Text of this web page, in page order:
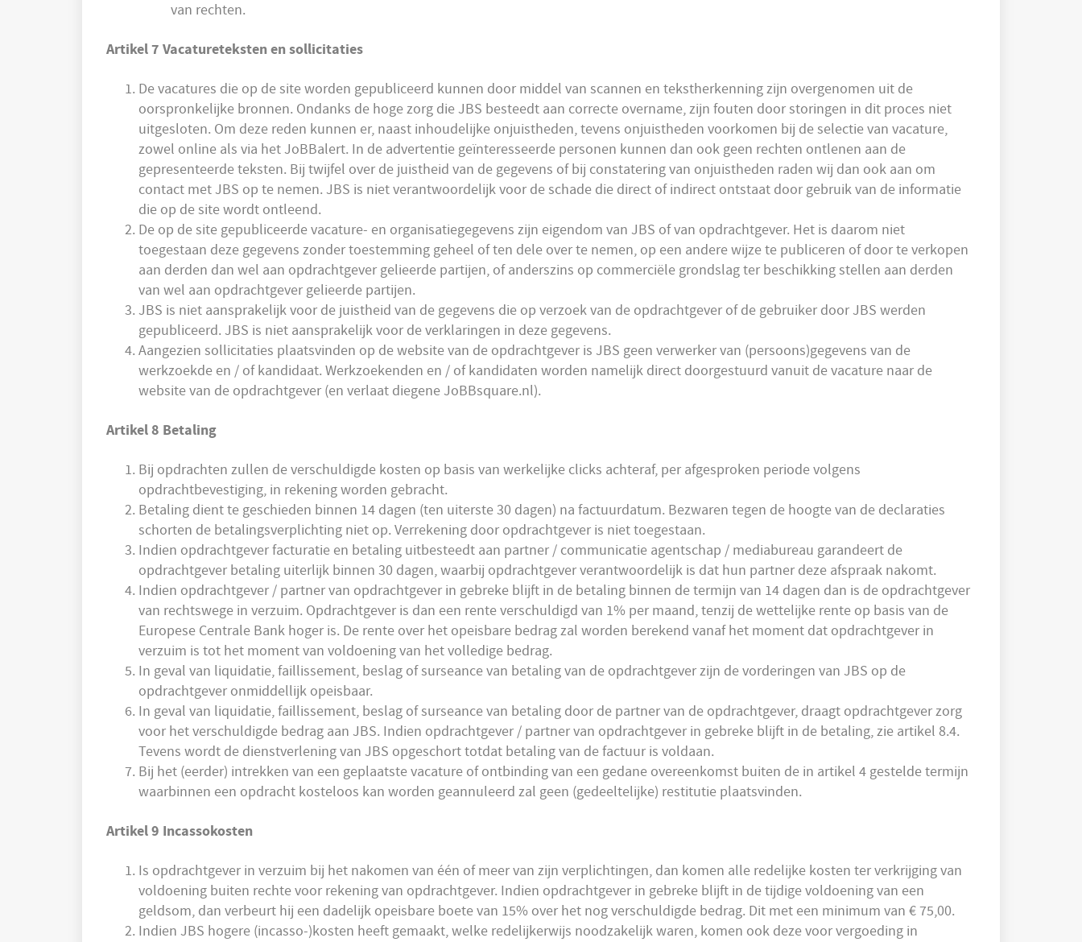
van rechten.
Artikel 7 Vacatureteksten en sollicitaties
De vacatures die op de site worden gepubliceerd kunnen door middel van scannen en tekstherkenning zijn overgenomen uit de
oorspronkelijke bronnen. Ondanks de hoge zorg die JBS besteedt aan correcte overname, zijn fouten door storingen in dit proces niet
uitgesloten. Om deze reden kunnen er, naast inhoudelijke onjuistheden, tevens onjuistheden voorkomen bij de selectie van vacature,
zowel online als via het JoBBalert. In de advertentie geïnteresseerde personen kunnen dan ook geen rechten ontlenen aan de
gepresenteerde teksten. Bij twijfel over de juistheid van de gegevens of bij constatering van onjuistheden raden wij dan ook aan om
contact met JBS op te nemen. JBS is niet verantwoordelijk voor de schade die direct of indirect ontstaat door gebruik van de informatie
die op de site wordt ontleend.
De op de site gepubliceerde vacature- en organisatiegegevens zijn eigendom van JBS of van opdrachtgever. Het is daarom niet
toegestaan deze gegevens zonder toestemming geheel of ten dele over te nemen, op een andere wijze te publiceren of door te verkopen
aan derden dan wel aan opdrachtgever gelieerde partijen, of anderszins op commerciële grondslag ter beschikking stellen aan derden
van wel aan opdrachtgever gelieerde partijen.
JBS is niet aansprakelijk voor de juistheid van de gegevens die op verzoek van de opdrachtgever of de gebruiker door JBS werden
gepubliceerd. JBS is niet aansprakelijk voor de verklaringen in deze gegevens.
Aangezien sollicitaties plaatsvinden op de website van de opdrachtgever is JBS geen verwerker van (persoons)gegevens van de
werkzoekde en / of kandidaat. Werkzoekenden en / of kandidaten worden namelijk direct doorgestuurd vanuit de vacature naar de
website van de opdrachtgever (en verlaat diegene JoBBsquare.nl).
Artikel 8 Betaling
Bij opdrachten zullen de verschuldigde kosten op basis van werkelijke clicks achteraf, per afgesproken periode volgens
opdrachtbevestiging, in rekening worden gebracht.
Betaling dient te geschieden binnen 14 dagen (ten uiterste 30 dagen) na factuurdatum. Bezwaren tegen de hoogte van de declaraties
schorten de betalingsverplichting niet op. Verrekening door opdrachtgever is niet toegestaan.
Indien opdrachtgever facturatie en betaling uitbesteedt aan partner / communicatie agentschap / mediabureau garandeert de
opdrachtgever betaling uiterlijk binnen 30 dagen, waarbij opdrachtgever verantwoordelijk is dat hun partner deze afspraak nakomt.
Indien opdrachtgever / partner van opdrachtgever in gebreke blijft in de betaling binnen de termijn van 14 dagen dan is de opdrachtgever
van rechtswege in verzuim. Opdrachtgever is dan een rente verschuldigd van 1% per maand, tenzij de wettelijke rente op basis van de
Europese Centrale Bank hoger is. De rente over het opeisbare bedrag zal worden berekend vanaf het moment dat opdrachtgever in
verzuim is tot het moment van voldoening van het volledige bedrag.
In geval van liquidatie, faillissement, beslag of surseance van betaling van de opdrachtgever zijn de vorderingen van JBS op de
opdrachtgever onmiddellijk opeisbaar.
In geval van liquidatie, faillissement, beslag of surseance van betaling door de partner van de opdrachtgever, draagt opdrachtgever zorg
voor het verschuldigde bedrag aan JBS. Indien opdrachtgever / partner van opdrachtgever in gebreke blijft in de betaling, zie artikel 8.4.
Tevens wordt de dienstverlening van JBS opgeschort totdat betaling van de factuur is voldaan.
Bij het (eerder) intrekken van een geplaatste vacature of ontbinding van een gedane overeenkomst buiten de in artikel 4 gestelde termijn
waarbinnen een opdracht kosteloos kan worden geannuleerd zal geen (gedeeltelijke) restitutie plaatsvinden.
Artikel 9 Incassokosten
Is opdrachtgever in verzuim bij het nakomen van één of meer van zijn verplichtingen, dan komen alle redelijke kosten ter verkrijging van
voldoening buiten rechte voor rekening van opdrachtgever. Indien opdrachtgever in gebreke blijft in de tijdige voldoening van een
geldsom, dan verbeurt hij een dadelijk opeisbare boete van 15% over het nog verschuldigde bedrag. Dit met een minimum van € 75,00.
Indien JBS hogere (incasso-)kosten heeft gemaakt, welke redelijkerwijs noodzakelijk waren, komen ook deze voor vergoeding in